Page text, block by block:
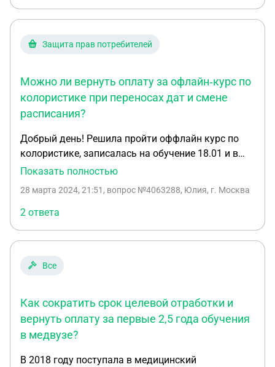
дисциплин?
Защита прав потребителей
Можно ли вернуть оплату за офлайн‑курс по
колористике при переносах дат и смене
расписания?
Добрый день! Решила пройти оффлайн курс по
колористике, записалась на обучение 18.01 и в
тот же день внесла денежные средства за
договору его можно перенести на 90 дней,
записалась на курс именно по воскресеньям, тк, в
другие дни не имела возможности посещения,
курс переносили 3 раза, в итоге решили запустить
Общалась с администратором и спрашивала как
занятие в другой день, на что ответили «да,
26.03», в то время, как второе занятие проходило
17.03, т.е. я должна была сначала пройти 2е
занятие и только за тем первое. Отправила
запрос на возврат денежных средств, до начала
Показать полностью
28 марта 2024, 21:51 , вопрос №4063288, Юлия, г. Москва
2 ответа
Все
Как сократить срок целевой отработки и
вернуть оплату за первые 2,5 года обучения
в медвузе?
В 2018 году поступала в медицинский